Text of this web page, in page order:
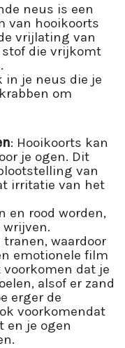
neus is een
van hooikoorts
vrijlating van
die vrijkomt
in je neus die je
om
: Hooikoorts kan
je ogen. Dit
van
irritatie van het
en rood worden,
waardoor
emotionele film
dat je
alsof er zand
erger de
voorkomendat
en je ogen